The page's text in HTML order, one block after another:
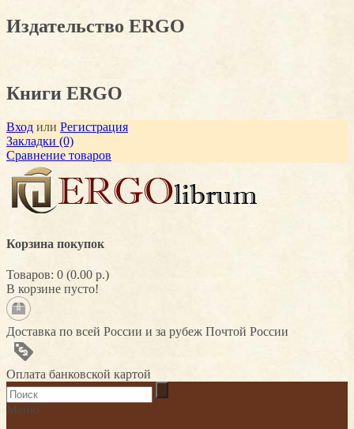
Издательство ERGO
Книги ERGO
Вход или Регистрация
Закладки (0)
Сравнение товаров
Корзина покупок
Товаров: 0 (0.00 р.)
В корзине пусто!
Доставка по всей России и за рубеж Почтой России
Оплата банковской картой
Меню